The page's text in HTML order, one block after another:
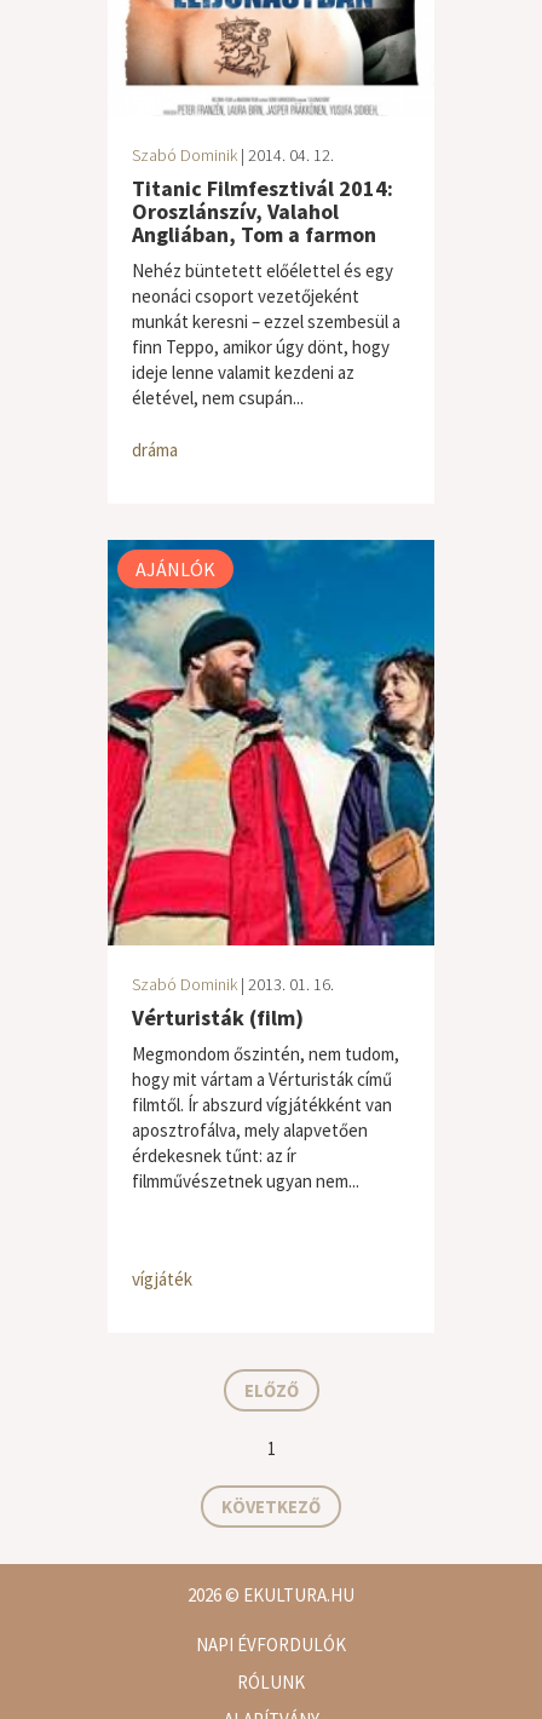
Szabó Dominik | 2014. 04. 12.
Titanic Filmfesztivál 2014:
Oroszlánszív, Valahol
Angliában, Tom a farmon
Nehéz büntetett előélettel és egy
neonáci csoport vezetőjeként
munkát keresni – ezzel szembesül a
finn Teppo, amikor úgy dönt, hogy
ideje lenne valamit kezdeni az
életével, nem csupán...
dráma
AJÁNLÓK
Szabó Dominik | 2013. 01. 16.
Vérturisták (film)
Megmondom őszintén, nem tudom,
hogy mit vártam a Vérturisták című
filmtől. Ír abszurd vígjátékként van
aposztrofálva, mely alapvetően
érdekesnek tűnt: az ír
filmművészetnek ugyan nem...
vígjáték
ELŐZŐ
1
KÖVETKEZŐ
2026© EKULTURA.HU
NAPI ÉVFORDULÓK
RÓLUNK